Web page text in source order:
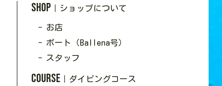
SHOP ｜ショップについて
- お店
- ボート（Ballena号）
- スタッフ
Course ｜ダイビングコース